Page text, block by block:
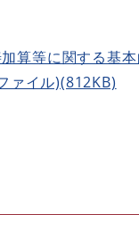
算等に関する基
ァイル)(812KB)